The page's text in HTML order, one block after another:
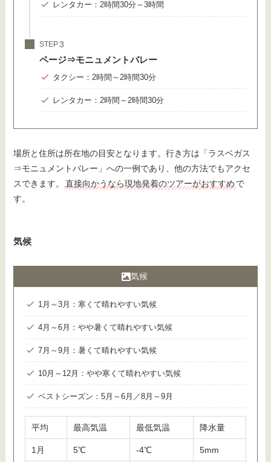
レンタカー：2時間30分～3時間
STEP
ページ⇒モニュメントバレー
タクシー：2時間～2時間30分
レンタカー：2時間～2時間30分
場所と住所は所在地の目安となります。行き方は「ラスベガス
⇒モニュメントバレー」への一例であり、他の方法でもアクセ
スできます。
直接向かうなら現地発着のツアーがおすすめ で
す。
気候
気候
1月～3月：寒くて晴れやすい気候
4月～6月：やや暑くて晴れやすい気候
7月～9月：暑くて晴れやすい気候
10月～12月：やや寒くて晴れやすい気候
ベストシーズン：5月～6月／8月～9月
平均 最高気温 最低気温 降水量
1月 5℃ -4℃ 5mm